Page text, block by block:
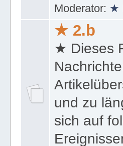
Moderator:
★ 2.b
★ Dieses
und zu
sich auf